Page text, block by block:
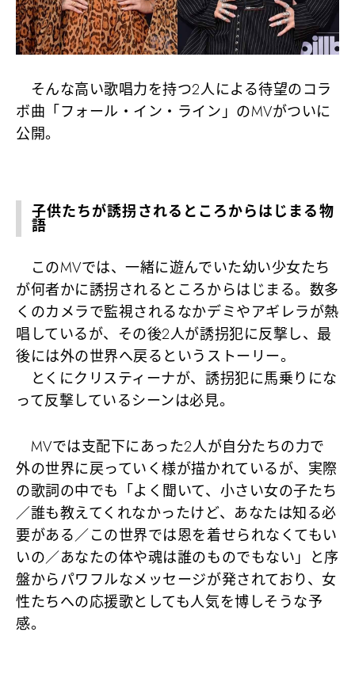
そんな高い歌唱力を持つ2人による待望のコラ
ボ曲「フォール・イン・ライン」のMVがついに
公開。
子供たちが誘拐されるところからはじまる物
語
このMVでは、一緒に遊んでいた幼い少女たち
が何者かに誘拐されるところからはじまる。数多
くのカメラで監視されるなかデミやアギレラが熱
唱しているが、その後2人が誘拐犯に反撃し、最
後には外の世界へ戻るというストーリー。
とくにクリスティーナが、誘拐犯に馬乗りにな
って反撃しているシーンは必見。
MVでは支配下にあった2人が自分たちの力で
外の世界に戻っていく様が描かれているが、実際
の歌詞の中でも「よく聞いて、小さい女の子たち
／誰も教えてくれなかったけど、あなたは知る必
要がある／この世界では恩を着せられなくてもい
いの／あなたの体や魂は誰のものでもない」と序
盤からパワフルなメッセージが発されており、女
性たちへの応援歌としても人気を博しそうな予
感。